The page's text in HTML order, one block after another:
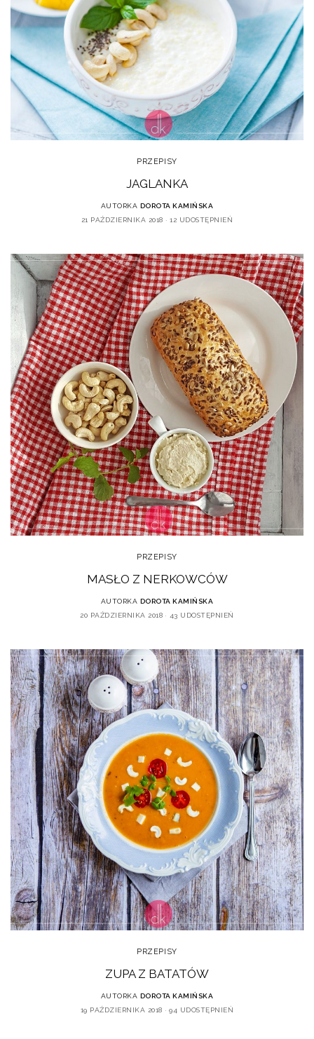
PRZEPISY
JAGLANKA
AUTORKA DOROTA KAMIŃSKA
21 PAŹDZIERNIKA 2018
12 UDOSTĘPNIEŃ
PRZEPISY
MASŁO Z NERKOWCÓW
AUTORKA DOROTA KAMIŃSKA
20 PAŹDZIERNIKA 2018
43 UDOSTĘPNIEŃ
PRZEPISY
ZUPA Z BATATÓW
AUTORKA DOROTA KAMIŃSKA
19 PAŹDZIERNIKA 2018
94 UDOSTĘPNIEŃ